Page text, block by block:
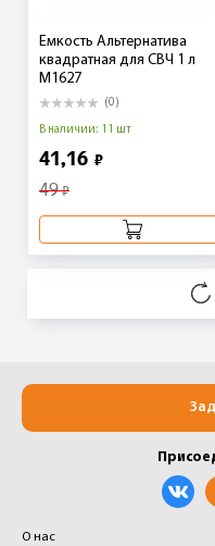
Емкость Альтернатива
квадратная для СВЧ 1 л
М1627
(0)
В наличии: 11 шт
41,16 ₽
49₽
О нас